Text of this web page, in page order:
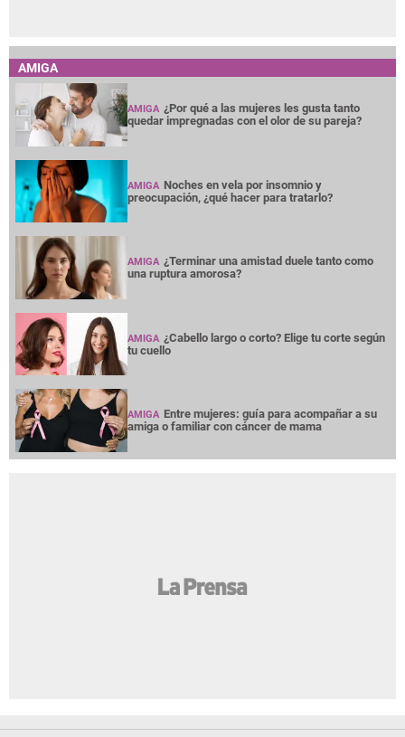
AMIGA
AMIGA ¿Por qué a las mujeres les gusta tanto
quedar impregnadas con el olor de su pareja?
AMIGA Noches en vela por insomnio y
preocupación, ¿qué hacer para tratarlo?
AMIGA ¿Terminar una amistad duele tanto como
una ruptura amorosa?
AMIGA ¿Cabello largo o corto? Elige tu corte según
tu cuello
AMIGA Entre mujeres: guía para acompañar a su
amiga o familiar con cáncer de mama